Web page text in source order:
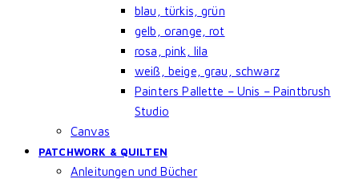
blau, türkis, grün
gelb, orange, rot
rosa, pink, lila
weiß, beige, grau, schwarz
Painters Pallette – Unis – Paintbrush
Studio
Canvas
PATCHWORK & QUILTEN
Anleitungen und Bücher